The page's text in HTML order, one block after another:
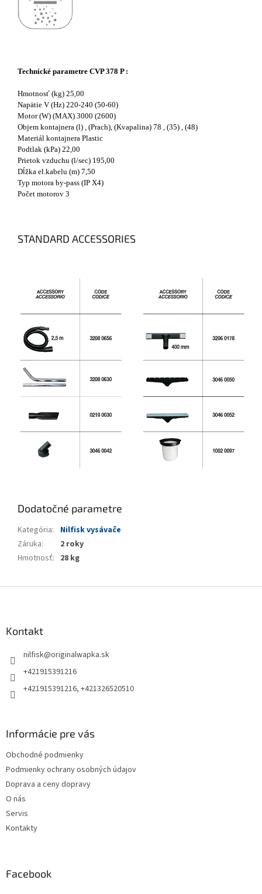
Technické parametre CVP 378 P :
Hmotnosť (kg) 25,00
Napätie V (Hz) 220-240 (50-60)
Motor (W) (MAX) 3000 (2600)
Objem kontajnera (l) , (Prach), (Kvapalina) 78 , (35) , (48)
Materiál kontajnera Plastic
Podtlak (kPa) 22,00
Prietok vzduchu (l/sec) 195,00
Dĺžka el.kabelu (m) 7,50
Typ motora by-pass (IP X4)
Počet motorov 3
STANDARD ACCESSORIES
Dodatočné parametre
Kategória:
Nilfisk vysávače
Záruka:
2 roky
Hmotnosť: 28 kg
Kontakt
nilfisk@originalwapka.sk
+421915391216
+421915391216, +421326520510
Informácie pre vás
Obchodné podmienky
Podmienky ochrany osobných údajov
Doprava a ceny dopravy
O nás
Servis
Kontakty
Facebook